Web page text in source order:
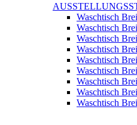
Waschtisch
Waschtisch
Waschtisch
Waschtisch
Waschtisch
Waschtisch
Waschtisch
Waschtisch
Waschtisch